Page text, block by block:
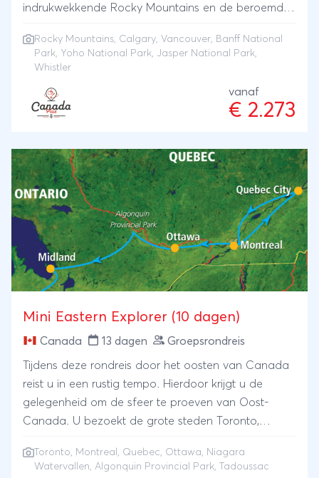
indrukwekkende Rocky Mountains en de beroemde
nationale parken zoals Banff, Jasper en Yoho, op
locaties midden in de natuur. Tijdens afwisselende
bossen. Ook British Columbia biedt volop
afwisseling, met meren, valleien en levendige
vol natuur, frisse berglucht en avontuur - voor
reizigers die houden van buiten zijn.
Rocky Mountains, Calgary, Vancouver, Banff National
Park, Yoho National Park, Jasper National Park,
Whistler
vanaf
€ 2.273
Mini Eastern Explorer (10 dagen)
Canada 13 dagen Groepsrondreis
Tijdens deze rondreis door het oosten van Canada
reist u in een rustig tempo. Hierdoor krijgt u de
gelegenheid om de sfeer te proeven van Oost-
Canada. U bezoekt de grote steden Toronto,
indrukwekkende Niagara Watervallen staan op het
Toronto, Montreal , Quebec, Ottawa, Niagara
Watervallen, Algonquin Provincial Park, Tadoussac